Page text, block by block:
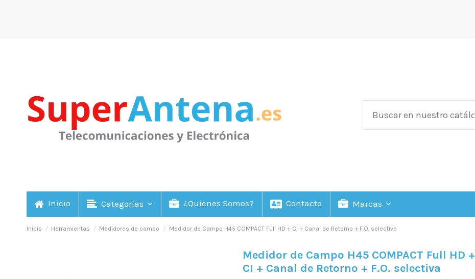
Inicio Categorías ¿Quienes Somos? Contacto Marcas
Inicio Herramientas Medidores de campo Medidor de Campo H45 COMPACT Full HD + CI + Canal de Retorno + F.O. selectiva
Medidor de Campo H45 COMPACT Full HD +
CI + Canal de Retorno + F.O. selectiva